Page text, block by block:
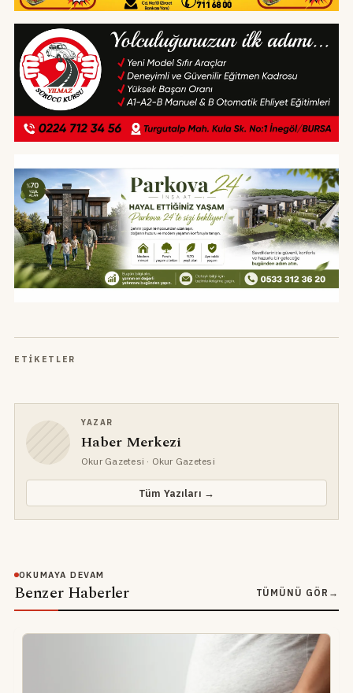
ETIKETLER
YAZAR
Haber Merkezi
Okur Gazetesi · Okur Gazetesi
Tüm Yazıları →
OKUMAYA DEVAM
Benzer Haberler TÜMÜNÜ GÖR →